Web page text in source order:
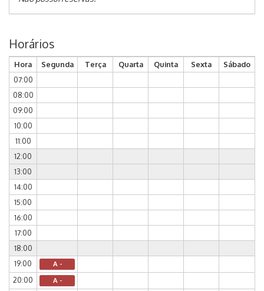
Horários
Hora Segunda Terça Quarta Quinta Sexta
Sábado
07:00
08:00
09:00
10:00
11:00
12:00
13:00
14:00
15:00
16:00
17:00
18:00
19:00
A -
20:00 A -